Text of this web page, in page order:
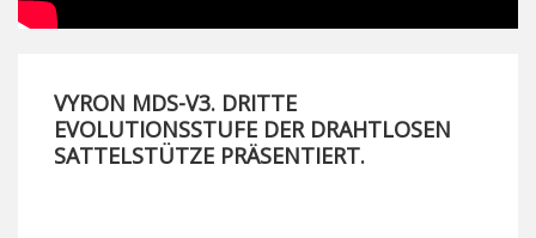
VYRON MDS-V3. DRITTE
EVOLUTIONSSTUFE DER DRAHTLOSEN
SATTELSTÜTZE PRÄSENTIERT.